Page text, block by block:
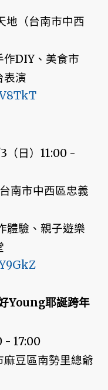
地（台南市中西
作DIY、美食市
表演
（日）11:00 -
南市中西區忠義
體驗、親子遊樂
Young耶誕跨年
- 17:00
豆區南勢里總爺